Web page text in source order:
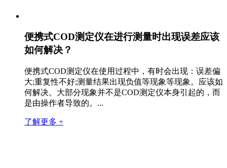
便携式COD测定仪在进行测量时出现误差应该
如何解决？
便携式COD测定仪在使用过程中，有时会出现：误差偏
大;重复性不好;测量结果出现负值等现象等现象。应该如
何解决。大部分现象并不是COD测定仪本身引起的，而
是由操作者导致的。...
了解更多 +